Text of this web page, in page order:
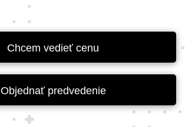
Chcem vedieť cenu
Objednať predvedenie